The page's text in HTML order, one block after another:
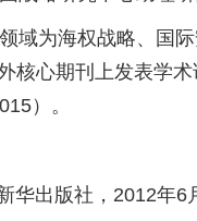
域为海权战略、国
心期刊上发表学
）。
出版社，2012年6